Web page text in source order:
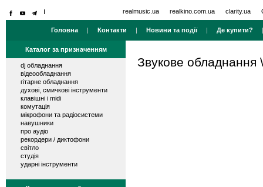
realmusic.ua realkino.com.ua clarity.ua
Головна | Контакти | Новини та події| Де купити?
Каталог за призначенням
dj обладнання
відеообладнання
гітарне обладнання
духові, смичкові інструменти
клавішні і midi
комутація
мікрофони та радіосистеми
навушники
про аудіо
рекордери / диктофони
світло
студія
ударні інструменти
Звукове обладнання